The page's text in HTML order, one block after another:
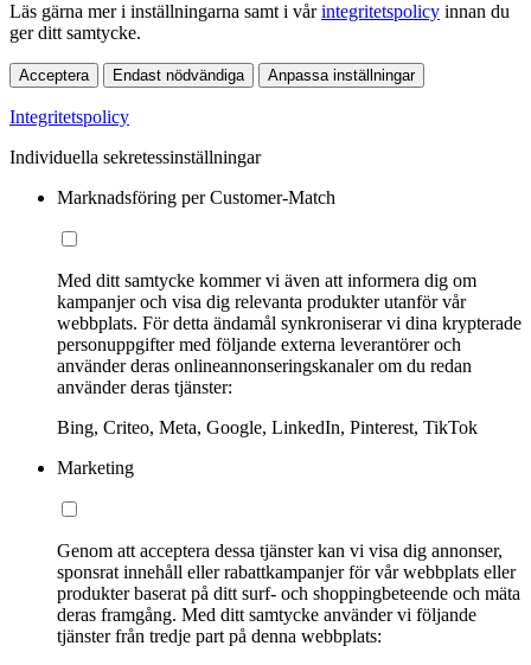
Läs gärna mer i inställningarna samt i vårintegritetspolicy innan du
ger ditt samtycke.
Acceptera Endast nödvändiga Anpassa inställningar
Integritetspolicy
Individuella sekretessinställningar
Marknadsföring per Customer-Match
Med ditt samtycke kommer vi även att informera dig om
kampanjer och visa dig relevanta produkter utanför vår
webbplats. För detta ändamål synkroniserar vi dina krypterade
personuppgifter med följande externa leverantörer och
använder deras onlineannonseringskanaler om du redan
använder deras tjänster:
Bing, Criteo, Meta, Google, LinkedIn, Pinterest, TikTok
Marketing
Genom att acceptera dessa tjänster kan vi visa dig annonser,
sponsrat innehåll eller rabattkampanjer för vår webbplats eller
produkter baserat på ditt surf- och shoppingbeteende och mäta
deras framgång. Med ditt samtycke använder vi följande
tjänster från tredje part på denna webbplats: